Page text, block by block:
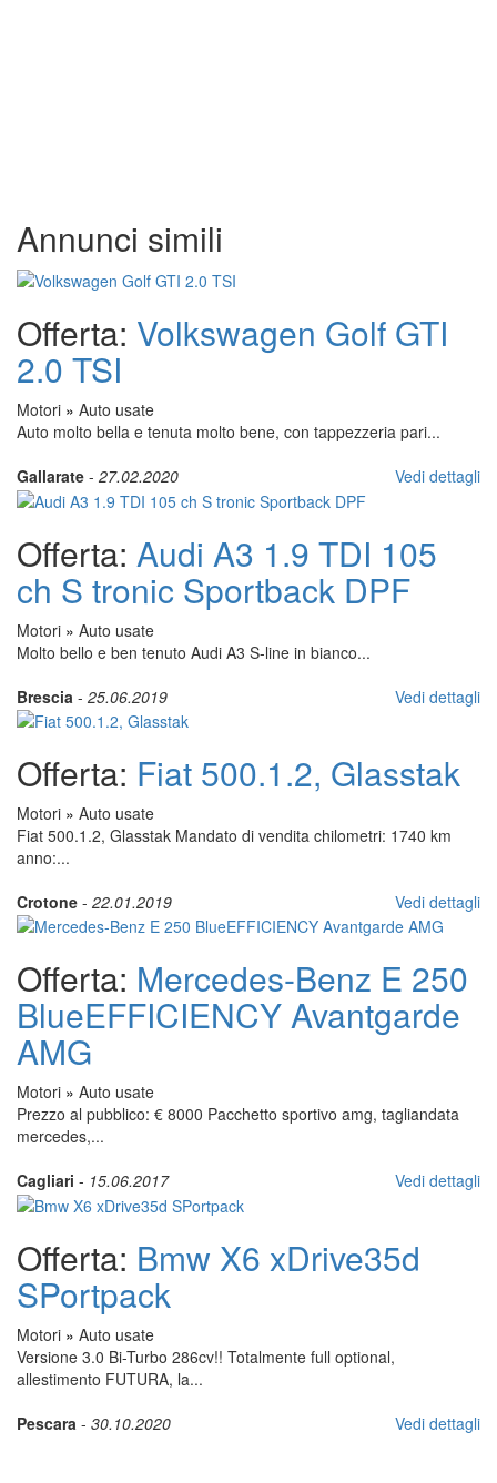
Annunci simili
Offerta: Volkswagen Golf GTI
2.0 TSI
Motori » Auto usate
Auto molto bella e tenuta molto bene, con tappezzeria pari...
Gallarate - 27.02.2020 Vedi dettagli
Offerta: Audi A3 1.9 TDI 105
ch S tronic Sportback DPF
Motori » Auto usate
Molto bello e ben tenuto Audi A3 S-line in bianco...
Brescia - 25.06.2019 Vedi dettagli
Offerta: Fiat 500.1.2, Glasstak
Motori » Auto usate
Fiat 500.1.2, Glasstak Mandato di vendita chilometri: 1740 km
anno:...
Crotone - 22.01.2019 Vedi dettagli
Offerta: Mercedes-Benz E 250
BlueEFFICIENCY Avantgarde
AMG
Motori » Auto usate
Prezzo al pubblico: € 8000 Pacchetto sportivo amg, tagliandata
mercedes,...
Cagliari - 15.06.2017 Vedi dettagli
Offerta: Bmw X6 xDrive35d
SPortpack
Motori » Auto usate
Versione 3.0 Bi-Turbo 286cv!! Totalmente full optional,
allestimento FUTURA, la...
Pescara - 30.10.2020 Vedi dettagli